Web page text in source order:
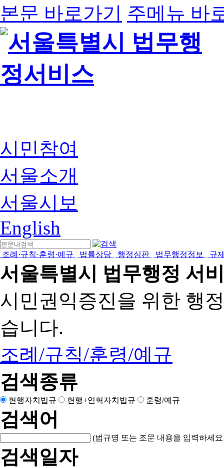
본문 바로가기 주메뉴 바
시민참여
서울소개
서울시보
English
조례·규칙·훈령·예규 법률상담 행정심판 법무행정정보 규
서울특별시 법무행정 서
시민권익증진을 위한 행
습니다.
조례/규칙/훈령/예규
검색종류
현행자치법규 현행+연혁자치법규 훈령/예규
검색어
(법규명 또는 조문 내용을 입력하세
검색일자